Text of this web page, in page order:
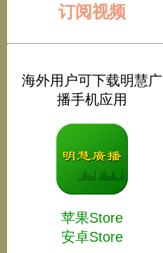
订阅视频
海外用户可下载明慧广
播手机应用
苹果Store
安卓Store